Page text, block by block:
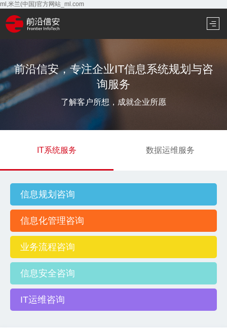
ml,米兰(中国)官方网站_ml.com
前沿信安，专注企业IT信息系统规划与咨
询服务
了解客户所想，成就企业所愿
IT系统服务 数据运维服务
信息规划咨询
信息化管理咨询
业务流程咨询
信息安全咨询
IT运维咨询